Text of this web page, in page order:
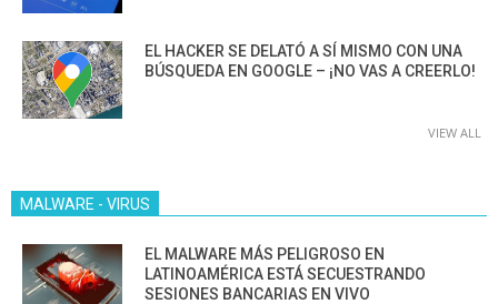
EL HACKER SE DELATÓ A SÍ MISMO CON UNA
BÚSQUEDA EN GOOGLE – ¡NO VAS A CREERLO!
VIEW ALL
MALWARE - VIRUS
EL MALWARE MÁS PELIGROSO EN
LATINOAMÉRICA ESTÁ SECUESTRANDO
SESIONES BANCARIAS EN VIVO